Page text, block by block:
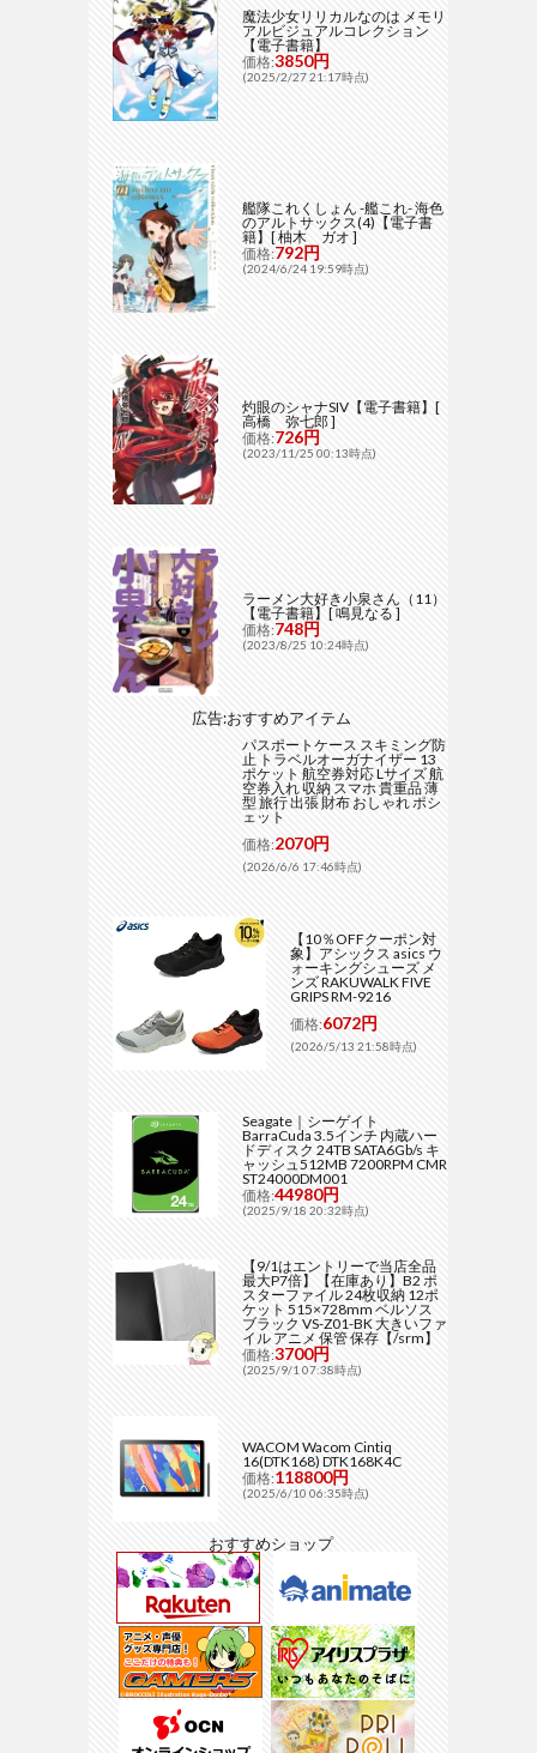
魔法少女リリカルなのは メモリ
アルビジュアルコレクション
【電子書籍】
価格:3850円
(2025/2/27 21:17時点)
艦隊これくしょん -艦これ- 海色
のアルトサックス(4)【電子書
籍】[ 柚木 ガオ ]
価格:792円
(2024/6/24 19:59時点)
灼眼のシャナSIV【電子書籍】[
高橋 弥七郎 ]
価格:726円
(2023/11/25 00:13時点)
ラーメン大好き小泉さん（11）
【電子書籍】[ 鳴見なる ]
価格:748円
(2023/8/25 10:24時点)
広告:おすすめアイテム
パスポートケース スキミング防
止 トラベルオーガナイザー 13
ポケット 航空券対応 Lサイズ 航
空券入れ 収納 スマホ 貴重品 薄
型 旅行 出張 財布 おしゃれ ポシ
ェット
価格:2070円
(2026/6/6 17:46時点)
【10％OFFクーポン対
象】アシックス asics ウ
ォーキングシューズ メ
ンズ RAKUWALK FIVE
GRIPS RM-9216
価格:6072円
(2026/5/13 21:58時点)
Seagate｜シーゲイト
BarraCuda 3.5インチ 内蔵ハー
ドディスク 24TB SATA6Gb/s キ
ャッシュ512MB 7200RPM CMR
ST24000DM001
価格:44980円
(2025/9/18 20:32時点)
【9/1はエントリーで当店全品
最大P7倍】【在庫あり】B2 ポ
スターファイル 24枚収納 12ポ
ケット 515×728mm ベルソス
ブラック VS-Z01-BK 大きいファ
イル アニメ 保管 保存【/srm】
価格:3700円
(2025/9/1 07:38時点)
WACOM Wacom Cintiq
16(DTK168) DTK168K4C
価格:118800円
(2025/6/10 06:35時点)
おすすめショップ